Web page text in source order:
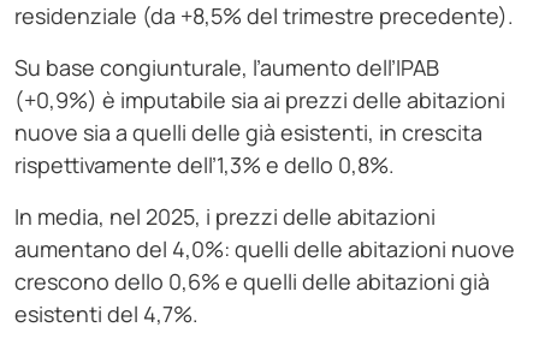
residenziale (da +8,5% del trimestre precedente).
Su base congiunturale, l’aumento dell’IPAB
(+0,9%) è imputabile sia ai prezzi delle abitazioni
nuove sia a quelli delle già esistenti, in crescita
rispettivamente dell’1,3% e dello 0,8%.
In media, nel 2025, i prezzi delle abitazioni
aumentano del 4,0%: quelli delle abitazioni nuove
crescono dello 0,6% e quelli delle abitazioni già
esistenti del 4,7%.